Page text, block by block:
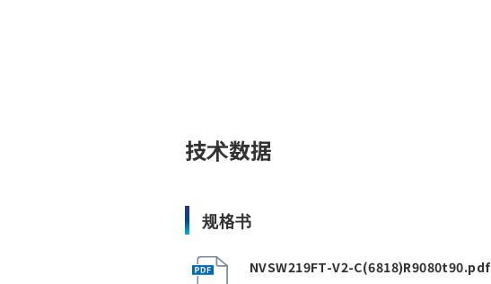
技术数据
规格书
NVSW219FT-V2-C(6818)R9080t90.pdf